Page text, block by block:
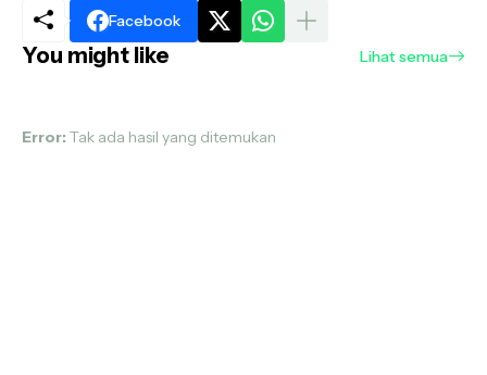
Facebook
You might like Lihat semua
Error: Tak ada hasil yang ditemukan